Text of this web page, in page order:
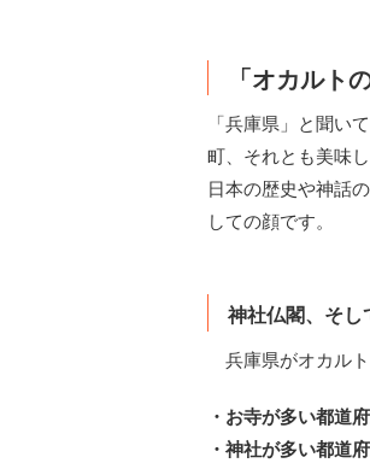
「オカルト
「兵庫県」と聞い
町、それとも美味
日本の歴史や神話
しての顔です。
神社仏閣、そ
兵庫県がオカルト
・お寺が多い都道
・神社が多い都道